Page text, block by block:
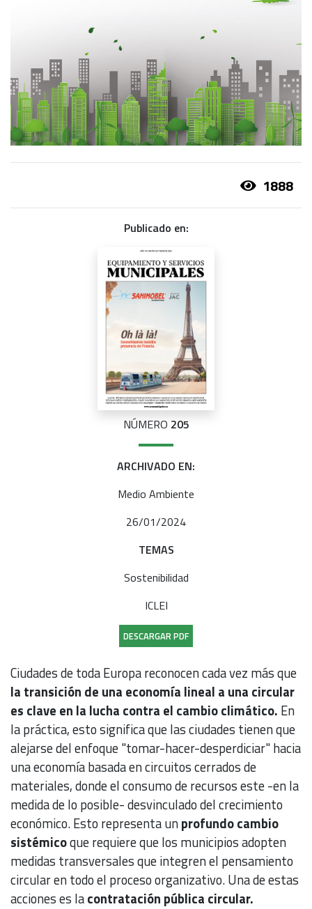
1888
Publicado en:
NÚMERO 205
ARCHIVADO EN:
Medio Ambiente
26/01/2024
TEMAS
Sostenibilidad
ICLEI
DESCARGAR PDF
Ciudades de toda Europa reconocen cada vez más que
la transición de una economía lineal a una circular
es clave en la lucha contra el cambio climático. En
la práctica, esto significa que las ciudades tienen que
alejarse del enfoque "tomar-hacer-desperdiciar" hacia
una economía basada en circuitos cerrados de
materiales, donde el consumo de recursos este -en la
medida de lo posible- desvinculado del crecimiento
económico. Esto representa unprofundo cambio
sistémicoque requiere que los municipios adopten
medidas transversales que integren el pensamiento
circular en todo el proceso organizativo. Una de estas
acciones es lacontratación pública circular.